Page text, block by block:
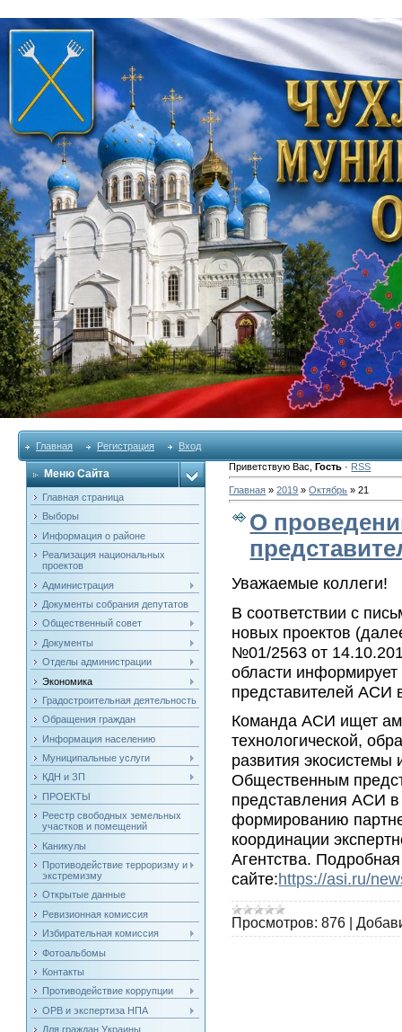
Главная Регистрация Вход
Меню Сайта
Главная страница
Выборы
Информация о районе
Реализация национальных
проектов
Администрация
Документы собрания депутатов
Общественный совет
Документы
Отделы администрации
Экономика
Градостроительная деятельность
Обращения граждан
Информация населению
Муниципальные услуги
КДН и ЗП
ПРОЕКТЫ
Реестр свободных земельных
участков и помещений
Каникулы
Противодействие терроризму и
экстремизму
Открытые данные
Ревизионная комиссия
Избирательная комиссия
Фотоальбомы
Контакты
Противодействие коррупции
ОРВ и экспертиза НПА
Для граждан Украины
Приветствую Вас ,Гость · RSS
Главная »2019 » Октябрь » 21
О
Уважаемые коллеги!
В соответствии с
новых проектов
№01/2563 от
области
представителей АСИ
Команда АСИ ищет
технологической,
развития
Общественным
представления АСИ
формированию
координации
Агентства.
сайте:https://asi.ru/
Просмотров: 876 |